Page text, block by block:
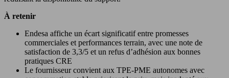
À retenir
Endesa affiche un écart significatif entre promesses
commerciales et performances terrain, avec une note de
satisfaction de 3,3/5 et un refus d’adhésion aux bonnes
pratiques CRE
Le fournisseur convient aux TPE-PME autonomes avec